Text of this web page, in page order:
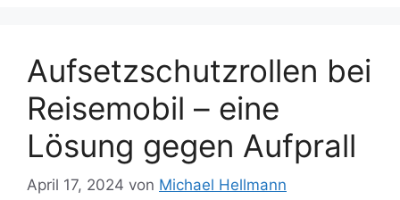
Aufsetzschutzrollen bei
Reisemobil – eine
Lösung gegen Aufprall
April 17, 2024 von Michael Hellmann